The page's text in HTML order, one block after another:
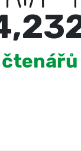
čtenářů